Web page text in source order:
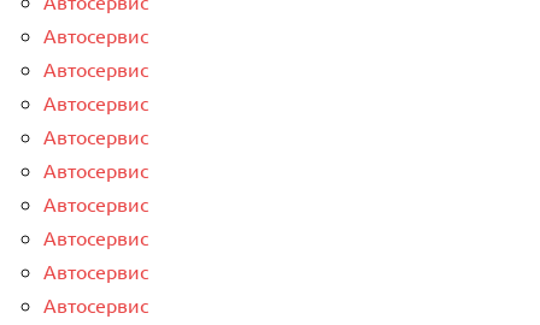
Автосервис
Автосервис
Автосервис
Автосервис
Автосервис
Автосервис
Автосервис
Автосервис
Автосервис